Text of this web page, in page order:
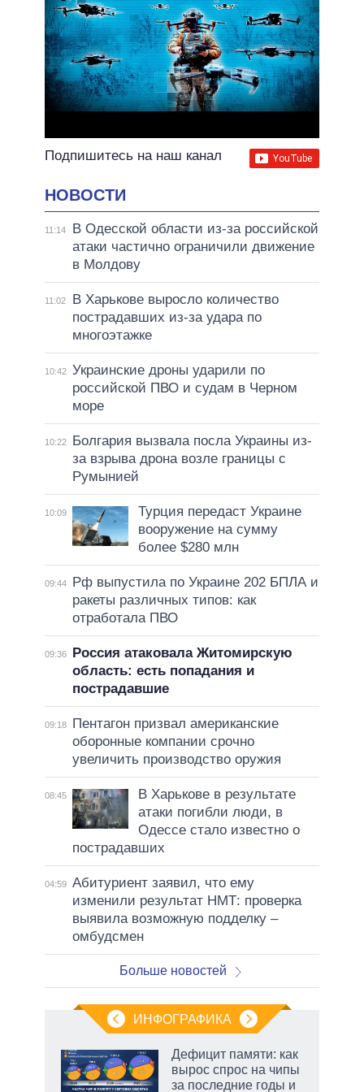
Подпишитесь на наш канал
НОВОСТИ
11:14
В Одесской области из-за российской
атаки частично ограничили движение
в Молдову
11:02
В Харькове выросло количество
пострадавших из-за удара по
многоэтажке
10:42 Украинские дроны ударили по
российской ПВО и судам в Черном
море
10:22
Болгария вызвала посла Украины из-
за взрыва дрона возле границы с
Румынией
10:09
Турция передаст Украине
вооружение на сумму
более $280 млн
09:44
Рф выпустила по Украине 202 БПЛА и
ракеты различных типов: как
отработала ПВО
09:36
Россия атаковала Житомирскую
область: есть попадания и
пострадавшие
09:18
Пентагон призвал американские
оборонные компании срочно
увеличить производство оружия
08:45
В Харькове в результате
атаки погибли люди, в
Одессе стало известно о
пострадавших
04:59 Абитуриент заявил, что ему
изменили результат НМТ: проверка
выявила возможную подделку –
омбудсмен
Больше новостей
ИНФОГРАФИКА
Дефицит памяти: как
вырос спрос на чипы
за последние годы и